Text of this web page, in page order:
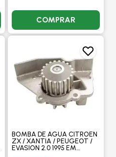
COMPRAR
BOMBA DE AGUA CITROEN
ZX / XANTIA / PEUGEOT /
EVASION 2.0 1995 EM